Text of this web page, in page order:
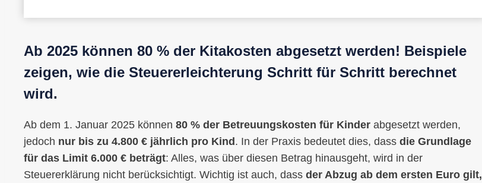
Ab 2025 können 80 % der Kitakosten abgesetzt werden! Beispiele
zeigen, wie die Steuererleichterung Schritt für Schritt berechnet
wird.
Ab dem 1. Januar 2025 können 80 % der Betreuungskosten für Kinder abgesetzt werden,
jedoch nur bis zu 4.800 € jährlich pro Kind. In der Praxis bedeutet dies, dass die Grundlage
für das Limit 6.000 € beträgt: Alles, was über diesen Betrag hinausgeht, wird in der
Steuererklärung nicht berücksichtigt. Wichtig ist auch, dass der Abzug ab dem ersten Euro gilt,